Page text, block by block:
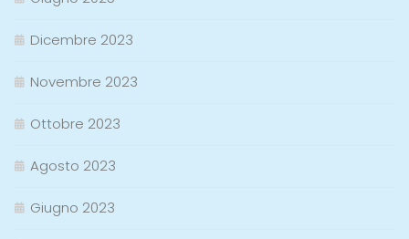
Dicembre 2023
Novembre 2023
Ottobre 2023
Agosto 2023
Giugno 2023